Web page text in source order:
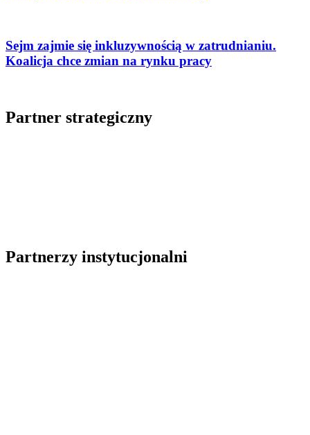
Sejm zajmie się inkluzywnością w zatrudnianiu.
Koalicja chce zmian na rynku pracy
Partner strategiczny
Partnerzy instytucjonalni